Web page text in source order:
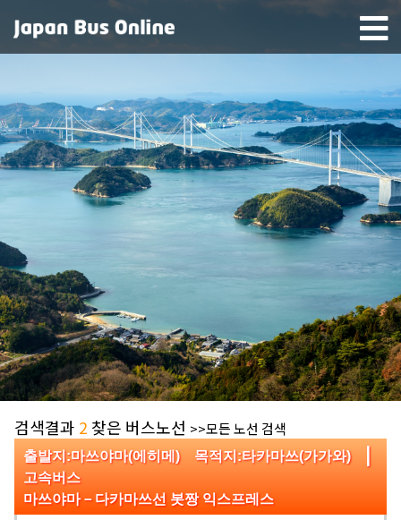
검색결과 2 찾은 버스노선 >>모든 노선 검색
출발지:마쓰야마(에히메) 목적지:타카마쓰(가가와) |
고속버스
마쓰야마－다카마쓰선 봇짱 익스프레스